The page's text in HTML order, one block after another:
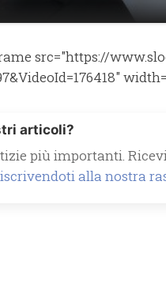
src="https://
articoli?
più importanti.
iscrivendoti alla nostra